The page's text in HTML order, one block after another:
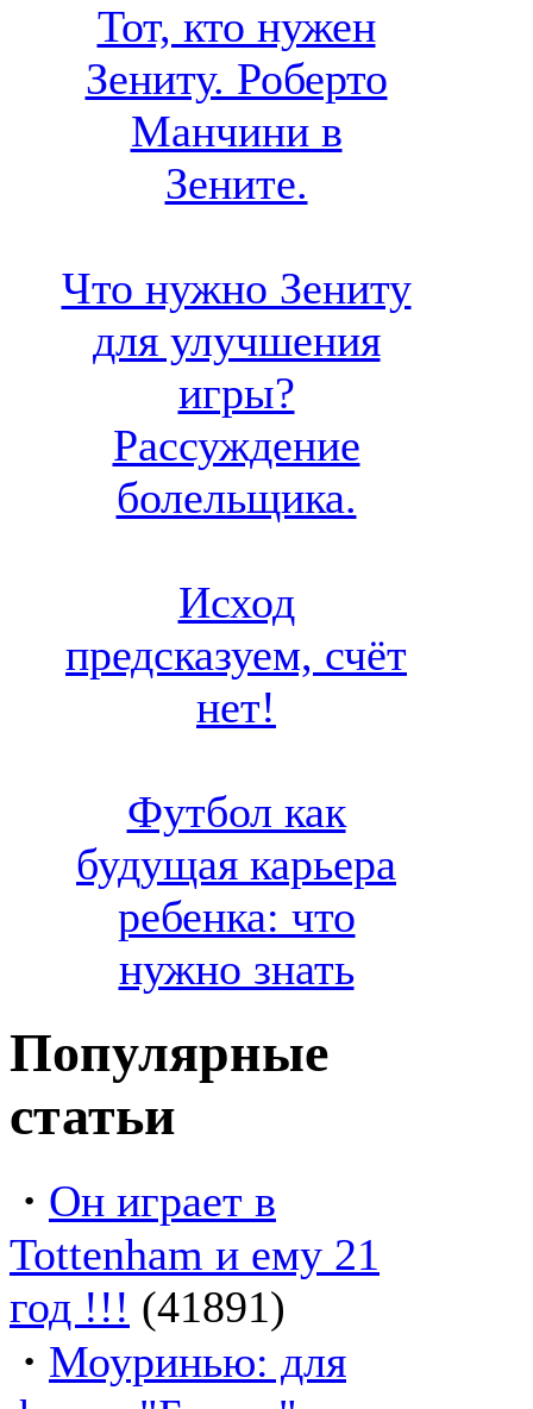
Тот, кто нужен
Зениту. Роберто
Манчини в
Зените.
Что нужно Зениту
для улучшения
игры?
Рассуждение
болельщика.
Исход
предсказуем, счёт
нет!
Футбол как
будущая карьера
ребенка: что
нужно знать
Популярные
статьи
· Он играет в
Tottenham и ему 21
год !!! (41891)
· Моуринью: для